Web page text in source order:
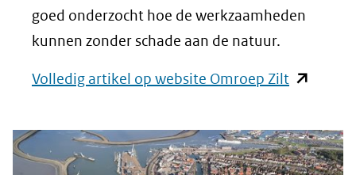
goed onderzocht hoe de werkzaamheden
kunnen zonder schade aan de natuur.
Volledig artikel op website Omroep Zilt (opent
nieuw
venster)